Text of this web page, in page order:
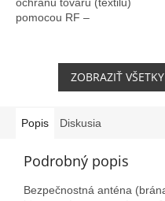
ochranu tovaru (textilu)
pomocou RF –
ZOBRAZIŤ
Popis Diskusia
Podrobný popis
Bezpečnostná anténa